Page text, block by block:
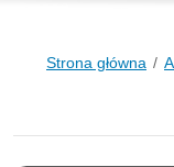
Strona główna